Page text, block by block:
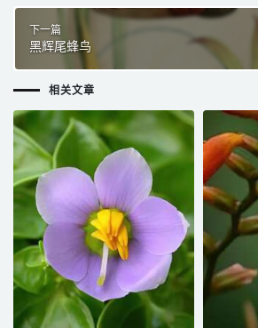
下一篇
黑辉尾蜂鸟
相关文章